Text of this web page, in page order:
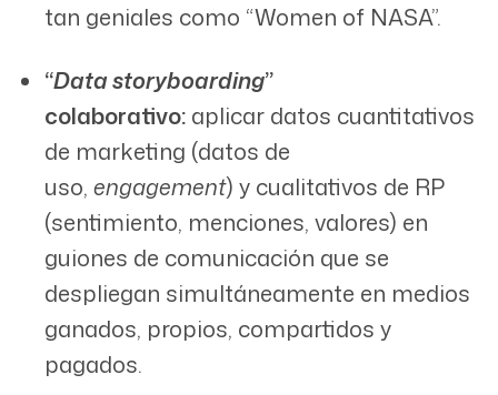
tan geniales como “Women of NASA”.
“Data storyboarding”
colaborativo: aplicar datos cuantitativos
de marketing (datos de
uso, engagement) y cualitativos de RP
(sentimiento, menciones, valores) en
guiones de comunicación que se
despliegan simultáneamente en medios
ganados, propios, compartidos y
pagados.